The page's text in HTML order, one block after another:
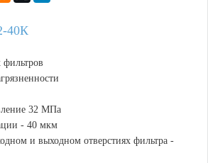
40К
32 МПа
- 40 мкм
и выходном отверстиях фильтра -